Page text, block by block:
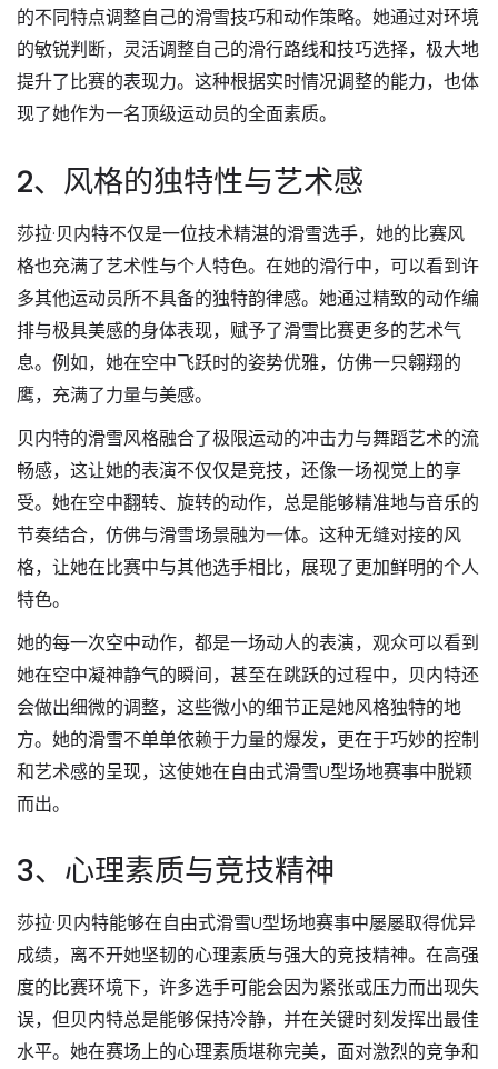
的不同特点调整自己的滑雪技巧和动作策略。她通过对环境
的敏锐判断，灵活调整自己的滑行路线和技巧选择，极大地
提升了比赛的表现力。这种根据实时情况调整的能力，也体
现了她作为一名顶级运动员的全面素质。
2、风格的独特性与艺术感
莎拉·贝内特不仅是一位技术精湛的滑雪选手，她的比赛风
格也充满了艺术性与个人特色。在她的滑行中，可以看到许
多其他运动员所不具备的独特韵律感。她通过精致的动作编
排与极具美感的身体表现，赋予了滑雪比赛更多的艺术气
息。例如，她在空中飞跃时的姿势优雅，仿佛一只翱翔的
鹰，充满了力量与美感。
贝内特的滑雪风格融合了极限运动的冲击力与舞蹈艺术的流
畅感，这让她的表演不仅仅是竞技，还像一场视觉上的享
受。她在空中翻转、旋转的动作，总是能够精准地与音乐的
节奏结合，仿佛与滑雪场景融为一体。这种无缝对接的风
格，让她在比赛中与其他选手相比，展现了更加鲜明的个人
特色。
她的每一次空中动作，都是一场动人的表演，观众可以看到
她在空中凝神静气的瞬间，甚至在跳跃的过程中，贝内特还
会做出细微的调整，这些微小的细节正是她风格独特的地
方。她的滑雪不单单依赖于力量的爆发，更在于巧妙的控制
和艺术感的呈现，这使她在自由式滑雪U型场地赛事中脱颖
而出。
3、心理素质与竞技精神
莎拉·贝内特能够在自由式滑雪U型场地赛事中屡屡取得优异
成绩，离不开她坚韧的心理素质与强大的竞技精神。在高强
度的比赛环境下，许多选手可能会因为紧张或压力而出现失
误，但贝内特总是能够保持冷静，并在关键时刻发挥出最佳
水平。她在赛场上的心理素质堪称完美，面对激烈的竞争和